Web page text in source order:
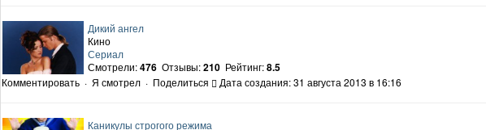
Дикий ангел
Кино
Сериал
Смотрели:476 Отзывы:210 Рейтинг:8.5
Комментировать · Я смотрел · Поделиться Дата создания: 31 августа 2013 в 16:16
Каникулы строгого режима